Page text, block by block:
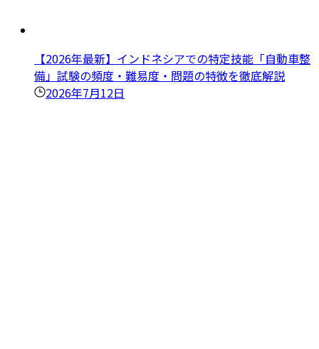
【2026年最新】インドネシアでの特定技能「自動車整
備」試験の頻度・難易度・問題の特徴を徹底解説
2026年7月12日